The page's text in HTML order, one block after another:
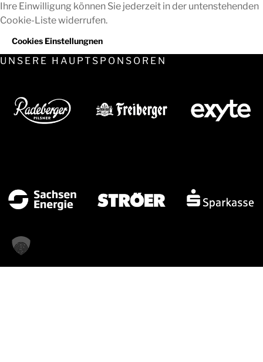
Ihre Einwilligung können Sie jederzeit in der untenstehenden
Cookie-Liste widerrufen.
Cookies Einstellungnen
UNSERE HAUPTSPONSOREN